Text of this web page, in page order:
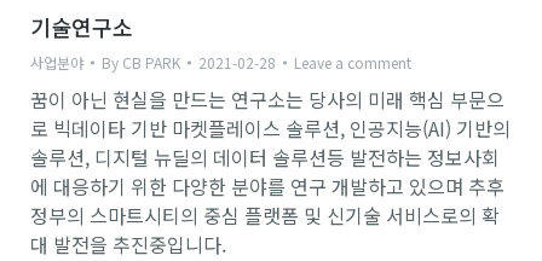
기술연구소
사업분야 By CB PARK 2021-02-28 Leave a comment
꿈이 아닌 현실을 만드는 연구소는 당사의 미래 핵심 부문으
로 빅데이타 기반 마켓플레이스 솔루션, 인공지능(AI) 기반의
솔루션, 디지털 뉴딜의 데이터 솔루션등 발전하는 정보사회
에 대응하기 위한 다양한 분야를 연구 개발하고 있으며 추후
정부의 스마트시티의 중심 플랫폼 및 신기술 서비스로의 확
대 발전을 추진중입니다.